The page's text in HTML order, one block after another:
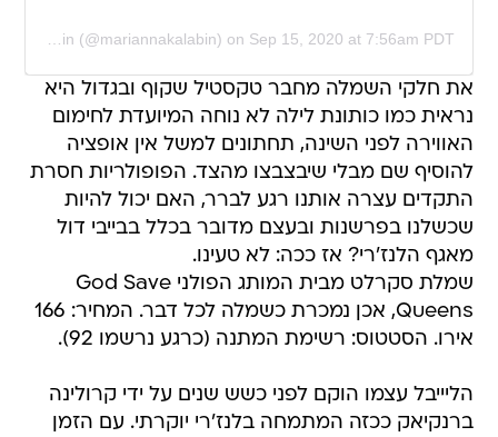
on Sep 15, 2020 at 7:56am PDT
את חלקי השמלה מחבר טקסטיל שקוף ובגדול היא
נראית כמו כותונת לילה לא נוחה המיועדת לחימום
האווירה לפני השינה, תחתונים למשל אין אופציה
להוסיף שם מבלי שיבצבצו מהצד. הפופולריות חסרת
התקדים עצרה אותנו רגע לברר, האם יכול להיות
שכשלנו בפרשנות ובעצם מדובר בכלל בבייבי דול
מאגף הלנז'רי? אז ככה: לא טעינו.
שמלת סקרלט מבית המותג הפולני God Save
Queens, אכן נמכרת כשמלה לכל דבר. המחיר: 166
אירו. הסטטוס: רשימת המתנה (כרגע נרשמו 92).
הליייבל עצמו הוקם לפני כשש שנים על ידי קרולינה
ברנקיאק ככזה המתמחה בלנז'רי יוקרתי. עם הזמן